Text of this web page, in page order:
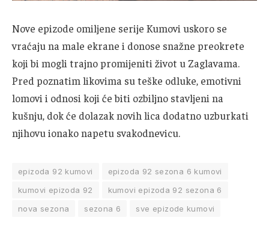
Nove epizode omiljene serije Kumovi uskoro se
vraćaju na male ekrane i donose snažne preokrete
koji bi mogli trajno promijeniti život u Zaglavama.
Pred poznatim likovima su teške odluke, emotivni
lomovi i odnosi koji će biti ozbiljno stavljeni na
kušnju, dok će dolazak novih lica dodatno uzburkati
njihovu ionako napetu svakodnevicu.
epizoda 92 kumovi
epizoda 92 sezona 6 kumovi
kumovi epizoda 92
kumovi epizoda 92 sezona 6
nova sezona
sezona 6 sve epizode kumovi